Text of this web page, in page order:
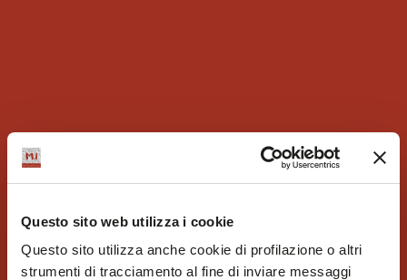
Questo sito web utilizza i cookie
Questo sito utilizza anche cookie di profilazione o altri
strumenti di tracciamento al fine di inviare messaggi